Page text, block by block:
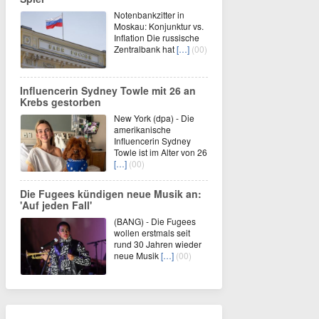
Notenbankzitter in
Moskau: Konjunktur vs.
Inflation Die russische
Zentralbank hat[…] (00)
Influencerin Sydney Towle mit 26 an
Krebs gestorben
New York (dpa) - Die
amerikanische
Influencerin Sydney
Towle ist im Alter von 26
[…] (00)
Die Fugees kündigen neue Musik an:
'Auf jeden Fall'
(BANG) - Die Fugees
wollen erstmals seit
rund 30 Jahren wieder
neue Musik[…] (00)